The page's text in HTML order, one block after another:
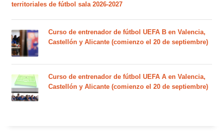
territoriales de fútbol sala 2026-2027
Curso de entrenador de fútbol UEFA B en Valencia,
Castellón y Alicante (comienzo el 20 de septiembre)
Curso de entrenador de fútbol UEFA A en Valencia,
Castellón y Alicante (comienzo el 20 de septiembre)